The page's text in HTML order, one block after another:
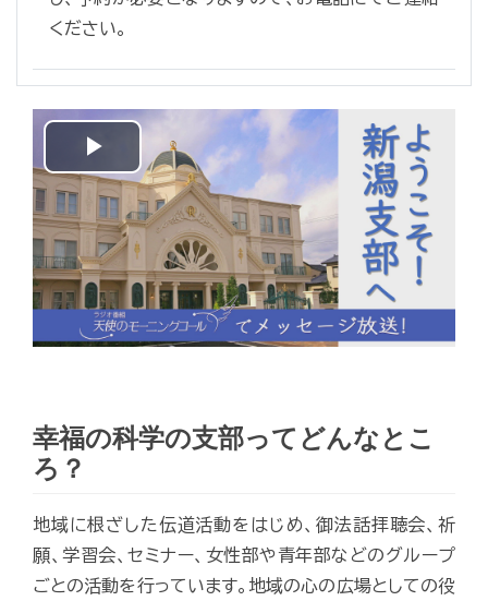
ください。
Play
Video
幸福の科学の支部ってどんなとこ
ろ？
地域に根ざした伝道活動をはじめ、御法話拝聴会、祈
願、学習会、セミナー、女性部や青年部などのグループ
ごとの活動を行っています。地域の心の広場としての役